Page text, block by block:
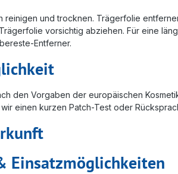
reinigen und trocknen. Trägerfolie
vorsichtig abziehen. Für eine
Entferner.
den Vorgaben der europäischen
einen kurzen Patch-Test oder
Einsatzmöglichkeiten